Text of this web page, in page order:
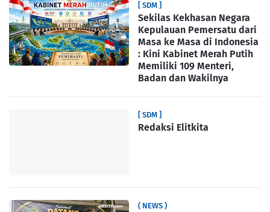
[ SDM ]
Sekilas Kekhasan Negara
Kepulauan Pemersatu dari
Masa ke Masa di Indonesia
: Kini Kabinet Merah Putih
Memiliki 109 Menteri,
Badan dan Wakilnya
[ SDM ]
Redaksi Elitkita
( NEWS )